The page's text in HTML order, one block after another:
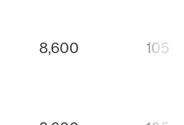
подложка
8,600 105